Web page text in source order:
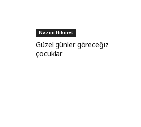
Nazım Hikmet
Güzel günler göreceğiz
çocuklar